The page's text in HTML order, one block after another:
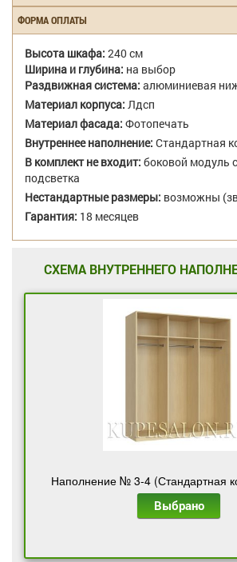
ФОРМА ОПЛАТЫ
Высота шкафа: 240 см
Ширина и глубина: на выбор
Раздвижная система: алюминиевая
Материал корпуса: Лдсп
Материал фасада: Фотопечать
Внутреннее наполнение: Стандартная
В комплект не входит: боковой модуль
подсветка
Нестандартные размеры: возможны
Гарантия: 18 месяцев
СХЕМА ВНУТРЕННЕГО
Наполнение № 3-4 (Стандартная
Выбрано